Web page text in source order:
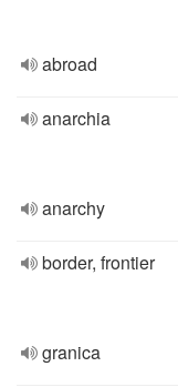
abroad
anarchia
anarchy
border, frontier
granica